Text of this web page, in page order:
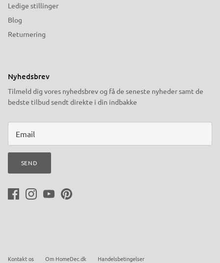
Ledige stillinger
Blog
Returnering
Nyhedsbrev
Tilmeld dig vores nyhedsbrev og få de seneste nyheder samt de
bedste tilbud sendt direkte i din indbakke
SEND
Kontakt os Om HomeDec.dk Handelsbetingelser